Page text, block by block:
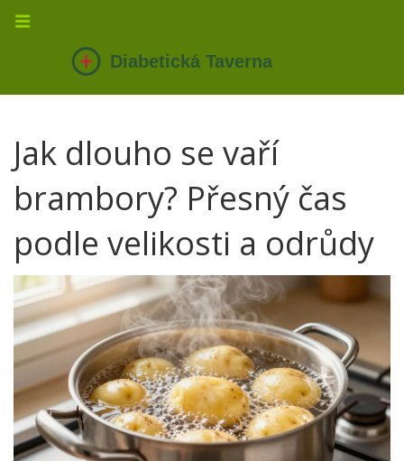
Jak dlouho se vaří
brambory? Přesný čas
podle velikosti a odrůdy